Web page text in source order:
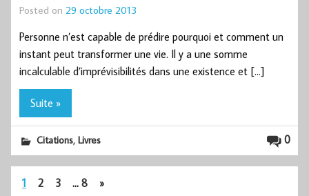
Posted on 29 octobre 2013
Personne n’est capable de prédire pourquoi et comment un
instant peut transformer une vie. Il y a une somme
incalculable d’imprévisibilités dans une existence et […]
Suite »
0
Citations,Livres
1 2 3 … 8 »